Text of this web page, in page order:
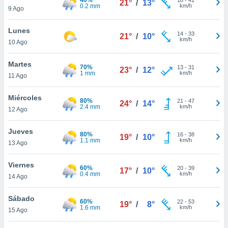
más
nuestra
y
de
disponible
cookies
aceptar
9 Ago
0.2 mm
21° / 13°
km/h
Lunes
10 Ago
21° / 10° 14- 33
km/h
Martes
11 Ago
70%
1 mm
23° / 12° 13- 31
km/h
Miércoles
12 Ago
80%
2.4 mm
24° / 14° 21 - 47
km/h
Jueves
13 Ago
80%
1.1 mm
19° / 10° 16- 38
km/h
Viernes
14 Ago
60%
0.4 mm
17° / 10° 20- 39
km/h
Sábado
15 Ago
60%
1.6 mm
19° / 8° 22- 53
km/h